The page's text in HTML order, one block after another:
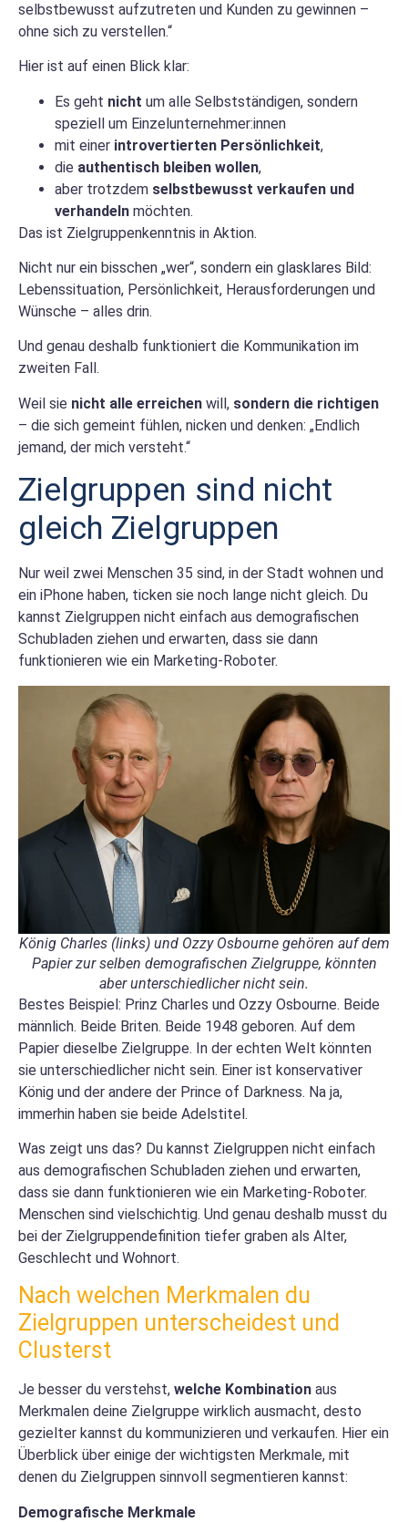
selbstbewusst aufzutreten und Kunden zu gewinnen –
ohne sich zu verstellen.“
Hier ist auf einen Blick klar:
Es geht nicht um alle Selbstständigen, sondern
speziell um Einzelunternehmer:innen
mit einer introvertierten Persönlichkeit,
die authentisch bleiben wollen,
aber trotzdem selbstbewusst verkaufen und
verhandeln möchten.
Das ist Zielgruppenkenntnis in Aktion.
Nicht nur ein bisschen „wer“, sondern ein glasklares Bild:
Lebenssituation, Persönlichkeit, Herausforderungen und
Wünsche – alles drin.
Und genau deshalb funktioniert die Kommunikation im
zweiten Fall.
Weil sie nicht alle erreichen will, sondern die richtigen
– die sich gemeint fühlen, nicken und denken: „Endlich
jemand, der mich versteht.“
Zielgruppen sind nicht
gleich Zielgruppen
Nur weil zwei Menschen 35 sind, in der Stadt wohnen und
ein iPhone haben, ticken sie noch lange nicht gleich. Du
kannst Zielgruppen nicht einfach aus demografischen
Schubladen ziehen und erwarten, dass sie dann
funktionieren wie ein Marketing-Roboter.
König Charles (links) und Ozzy Osbourne gehören auf dem
Papier zur selben demografischen Zielgruppe, könnten
aber unterschiedlicher nicht sein.
Bestes Beispiel: Prinz Charles und Ozzy Osbourne. Beide
männlich. Beide Briten. Beide 1948 geboren. Auf dem
Papier dieselbe Zielgruppe. In der echten Welt könnten
sie unterschiedlicher nicht sein. Einer ist konservativer
König und der andere der Prince of Darkness. Na ja,
immerhin haben sie beide Adelstitel.
Was zeigt uns das? Du kannst Zielgruppen nicht einfach
aus demografischen Schubladen ziehen und erwarten,
dass sie dann funktionieren wie ein Marketing-Roboter.
Menschen sind vielschichtig. Und genau deshalb musst du
bei der Zielgruppendefinition tiefer graben als Alter,
Geschlecht und Wohnort.
Nach welchen Merkmalen du
Zielgruppen unterscheidest und
Clusterst
Je besser du verstehst, welche Kombination aus
Merkmalen deine Zielgruppe wirklich ausmacht, desto
gezielter kannst du kommunizieren und verkaufen. Hier ein
Überblick über einige der wichtigsten Merkmale, mit
denen du Zielgruppen sinnvoll segmentieren kannst:
Demografische Merkmale